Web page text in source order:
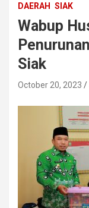
DAERAH SIAK
Wabup
Siak
October 20, 2023